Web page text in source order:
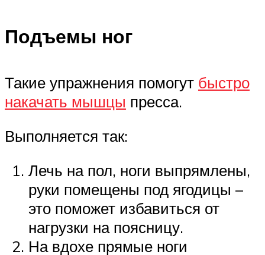
Подъемы ног
Такие упражнения помогут быстро
накачать мышцы пресса.
Выполняется так:
Лечь на пол, ноги выпрямлены,
руки помещены под ягодицы –
это поможет избавиться от
нагрузки на поясницу.
На вдохе прямые ноги